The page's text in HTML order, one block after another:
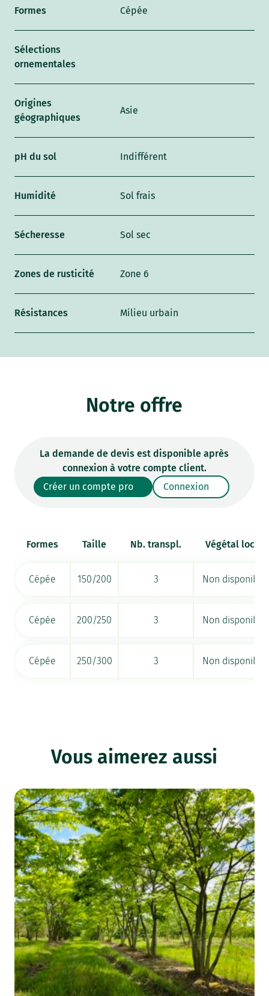
Formes Cépée
Sélections
ornementales
Origines
géographiques
Asie
pH du sol Indifférent
Humidité Sol frais
Sécheresse Sol sec
Zones de rusticité Zone 6
Résistances Milieu urbain
Notre offre
La demande de devis est disponible après
connexion à votre compte client.
Créer un compte pro
Connexion
Formes Taille Nb. transpl. Végétal local
Cépée 150/200 3 Non disponible
Cépée 200/250 3 Non disponible
Cépée 250/300 3 Non disponible
Vous aimerez aussi